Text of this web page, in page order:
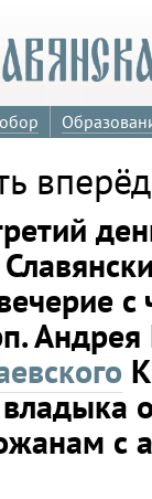
вперёд
с
с